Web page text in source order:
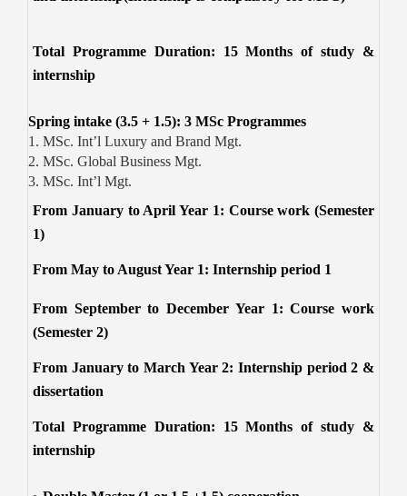
Total Programme Duration: 15 Months of study &
internship
Spring intake (3.5 + 1.5): 3 MSc Programmes
1. MSc. Int’l Luxury and Brand Mgt.
2. MSc. Global Business Mgt.
3. MSc. Int’l Mgt.
From January to April Year 1: Course work (Semester
1)
From May to August Year 1: Internship period 1
From September to December Year 1: Course work
(Semester 2)
From January to March Year 2: Internship period 2 &
dissertation
Total Programme Duration: 15 Months of study &
internship